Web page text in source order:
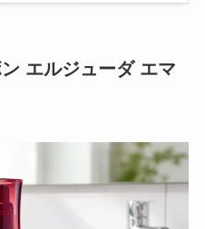
エルジューダ エマ